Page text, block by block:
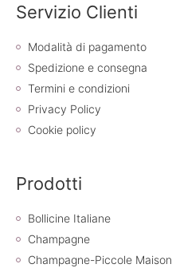
Servizio Clienti
Modalità di pagamento
Spedizione e consegna
Termini e condizioni
Privacy Policy
Cookie policy
Prodotti
Bollicine Italiane
Champagne
Champagne-Piccole Maison